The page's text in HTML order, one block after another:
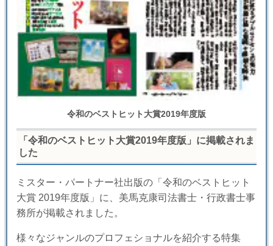
令和のベストヒット大賞2019年度版
「令和のベストヒット大賞2019年度版」に掲載されま
した
ミスター・パートナー社出版の「令和のベストヒット
大賞 2019年度版」に、美馬克康司法書士・行政書士事
務所が掲載されました。
様々なジャンルのプロフェショナルを紹介する特集